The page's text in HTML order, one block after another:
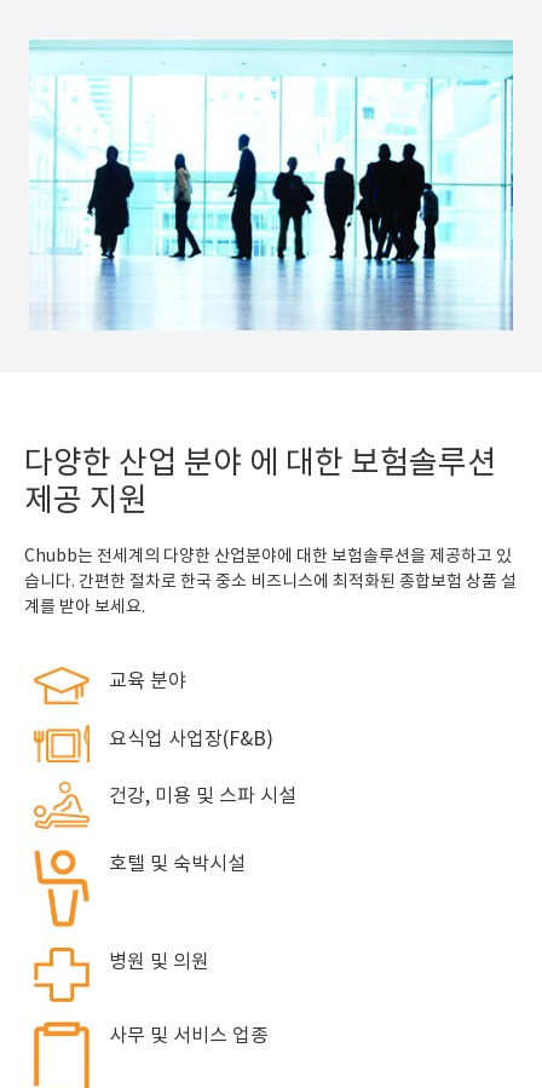
다양한 산업 분야 에 대한 보험솔루션
제공 지원
Chubb는 전세계의 다양한 산업분야에 대한 보험솔루션을 제공하고 있
습니다. 간편한 절차로 한국 중소 비즈니스에 최적화된 종합보험 상품 설
계를 받아 보세요.
교육 분야
요식업 사업장(F&B)
건강, 미용 및 스파 시설
호텔 및 숙박시설
병원 및 의원
사무 및 서비스 업종